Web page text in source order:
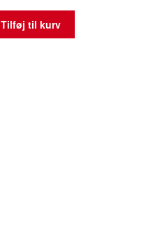
Tilføj til kurv